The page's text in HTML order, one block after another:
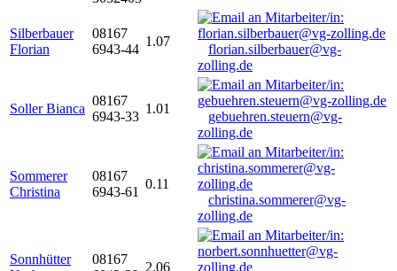
Silberbauer
Florian
08167
6943-44
1.07
florian.silberbauer@vg-
zolling.de
Soller Bianca
08167
6943-33
1.01
gebuehren.steuern@vg-
zolling.de
Sommerer
Christina
08167
6943-61
0.11
christina.sommerer@vg-
zolling.de
Sonnhütter
08167
2.06